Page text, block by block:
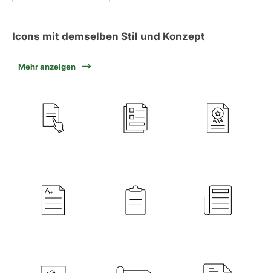
Icons mit demselben Stil und Konzept
Mehr anzeigen